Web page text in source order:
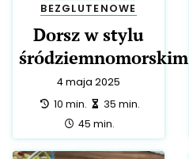
BEZGLUTENOWE
Dorsz w stylu
śródziemnomorskim
4 maja 2025
przygotowanie:
10 min. zrobienie:
35 min.
całość:
45 min.